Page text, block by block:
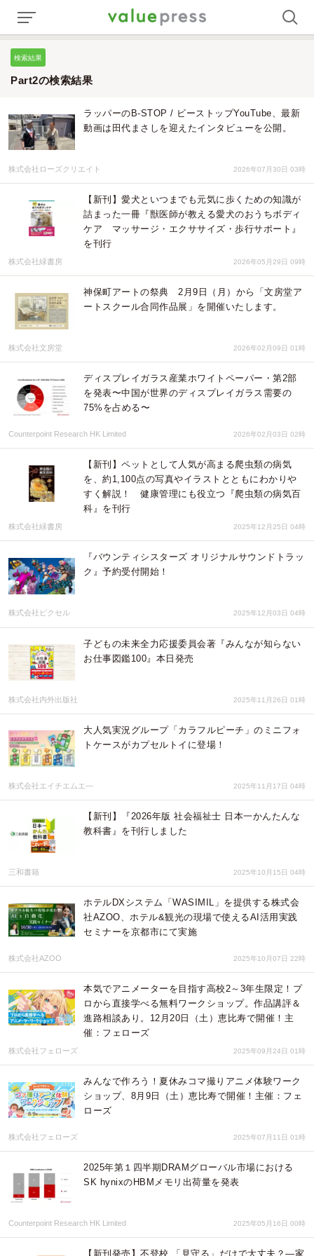
検索結果
Part2の検索結果
ラッパーのB-STOP / ビーストップYouTube、最新
動画は田代まさしを迎えたインタビューを公開。
株式会社ローズクリエイト 2026年07月30日 03時
【新刊】愛犬といつまでも元気に歩くための知識が
詰まった一冊『獣医師が教える愛犬のおうちボディ
ケア マッサージ・エクササイズ・歩行サポート』
を刊行
株式会社緑書房 2026年05月29日 09時
神保町アートの祭典 2月9日（月）から「文房堂ア
ートスクール合同作品展」を開催いたします。
株式会社文房堂 2026年02月09日 01時
ディスプレイガラス産業ホワイトペーパー・第2部
を発表〜中国が世界のディスプレイガラス需要の
75%を占める〜
Counterpoint Research HK Limited 2026年02月03日 02時
【新刊】ペットとして人気が高まる爬虫類の病気
を、約1,100点の写真やイラストとともにわかりや
すく解説！ 健康管理にも役立つ『爬虫類の病気百
科』を刊行
株式会社緑書房 2025年12月25日 04時
『バウンティシスターズ オリジナルサウンドトラッ
ク』予約受付開始！
株式会社ピクセル 2025年12月03日 04時
子どもの未来全力応援委員会著『みんなが知らない
お仕事図鑑100』本日発売
株式会社内外出版社 2025年11月26日 01時
大人気実況グループ「カラフルピーチ」のミニフォ
トケースがカプセルトイに登場！
株式会社エイチエムエ― 2025年11月17日 04時
【新刊】『2026年版 社会福祉士 日本一かんたんな
教科書』を刊行しました
三和書籍 2025年10月15日 04時
ホテルDXシステム「WASIMIL」を提供する株式会
社AZOO、ホテル&観光の現場で使えるAI活用実践
セミナーを京都市にて実施
株式会社AZOO 2025年10月07日 22時
本気でアニメーターを目指す高校2～3年生限定！プ
ロから直接学べる無料ワークショップ。作品講評＆
進路相談あり。12月20日（土）恵比寿で開催！主
催：フェローズ
株式会社フェローズ 2025年09月24日 01時
みんなで作ろう！夏休みコマ撮りアニメ体験ワーク
ショップ、8月9日（土）恵比寿で開催！主催：フェ
ローズ
株式会社フェローズ 2025年07月11日 01時
2025年第１四半期DRAMグローバル市場における
SK hynixのHBMメモリ出荷量を発表
Counterpoint Research HK Limited 2025年05月16日 00時
【新刊発売】不登校 「見守る」だけで大丈夫？―家